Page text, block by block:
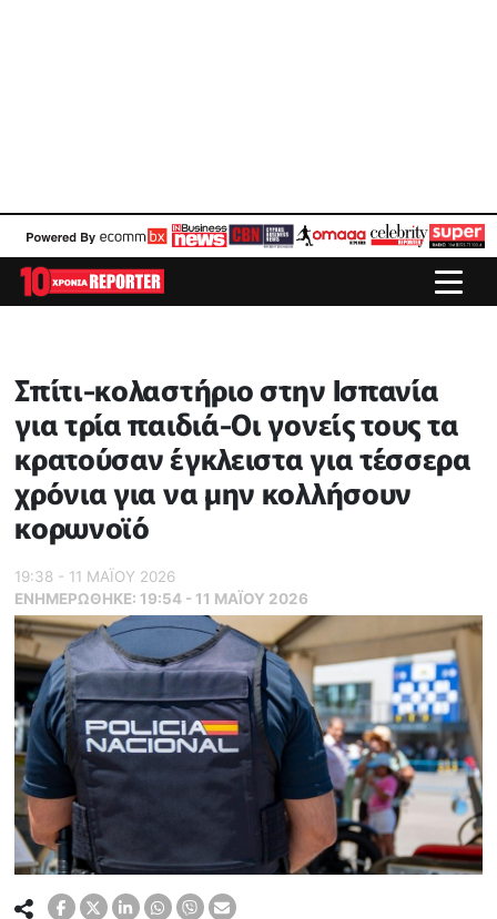
Σπίτι-κολαστήριο στην Ισπανία
για τρία παιδιά-Οι γονείς τους τα
κρατούσαν έγκλειστα για τέσσερα
χρόνια για να μην κολλήσουν
κορωνοϊό
19:38 - 11 ΜΑΪ́ΟΥ 2026
ΕΝΗΜΕΡΏΘΗΚΕ: 19:54 - 11 ΜΑΪ́ΟΥ 2026